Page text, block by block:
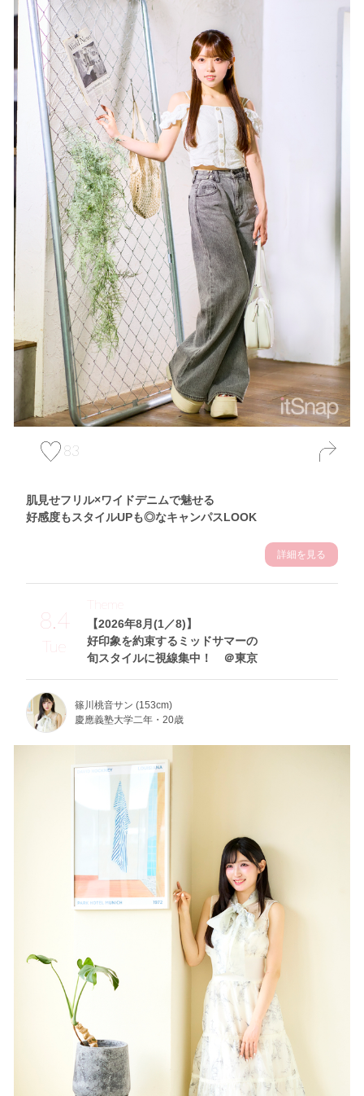
83
肌見せフリル×ワイドデニムで魅せる
好感度もスタイルUPも◎なキャンパスLOOK
詳細を見る
8.4
Tue
【2026年8月(1／8)】
好印象を約束するミッドサマーの
旬スタイルに視線集中！ ＠東京
Theme
篠川桃音サン (153cm)
慶應義塾大学二年・20歳